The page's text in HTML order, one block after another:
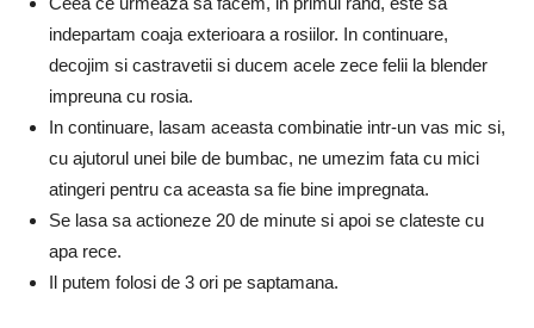
indepartam coaja exterioara a rosiilor. In continuare,
decojim si castravetii si ducem acele zece felii la blender
impreuna cu rosia.
In continuare, lasam aceasta combinatie intr-un vas mic si,
cu ajutorul unei bile de bumbac, ne umezim fata cu mici
atingeri pentru ca aceasta sa fie bine impregnata.
Se lasa sa actioneze 20 de minute si apoi se clateste cu
apa rece.
Il putem folosi de 3 ori pe saptamana.